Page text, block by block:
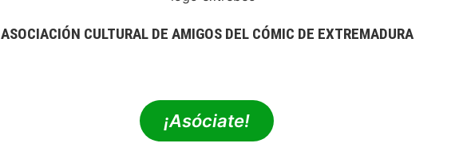
ASOCIACIÓN CULTURAL DE AMIGOS DEL CÓMIC DE EXTREMADURA
¡Asóciate!